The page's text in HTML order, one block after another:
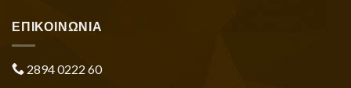
ΕΠΙΚΟΙΝΩΝΙΑ
2894 0222 60